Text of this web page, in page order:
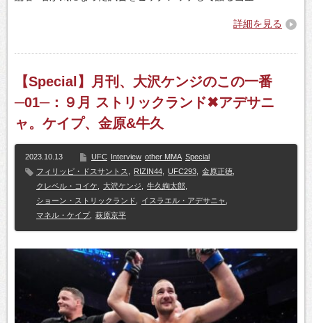
詳細を見る
【Special】月刊、大沢ケンジのこの一番
─01─：９月 ストリックランド✖アデサニ
ャ。ケイプ、金原&牛久
2023.10.13 UFC Interview other MMA Special
フィリッピ・ドスサントス
RIZIN44 UFC293 金原正徳
クレベル・コイケ
大沢ケンジ 牛久絢太郎
ショーン・ストリックランド
イスラエル・アデサニャ
マネル・ケイプ, 萩原京平